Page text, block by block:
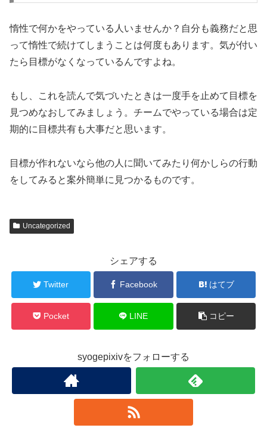
惰性で何かをやっている人いませんか？自分も義務だと思
って惰性で続けてしまうことは何度もあります。気が付い
たら目標がなくなっているんですよね。
もし、これを読んで気づいたときは一度手を止めて目標を
見つめなおしてみましょう。チームでやっている場合は定
期的に目標共有も大事だと思います。
目標が作れないなら他の人に聞いてみたり何かしらの行動
をしてみると案外簡単に見つかるものです。
Uncategorized
シェアする
Twitter Facebook はてブ
Pocket LINE コピー
syogepixivをフォローする